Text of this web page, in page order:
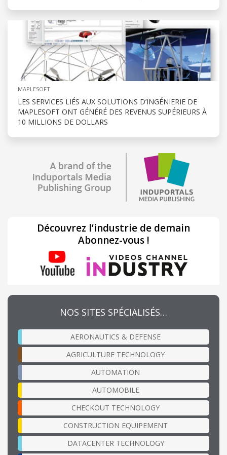
MAPLESOFT
LES SERVICES LIÉS AUX SOLUTIONS D’INGÉNIERIE DE
MAPLESOFT ONT GÉNÉRÉ DES REVENUS SUPÉRIEURS À
10 MILLIONS DE DOLLARS
Découvrez l’industrie de demain
Abonnez-vous !
NOS SITES SPÉCIALISÉS…
AERONAUTICS & DEFENSE
AGRICULTURE TECHNOLOGY
AUTOMATION
AUTOMOBILE
CHECKOUT TECHNOLOGY
CONSTRUCTION EQUIPEMENT
DATACENTER TECHNOLOGY